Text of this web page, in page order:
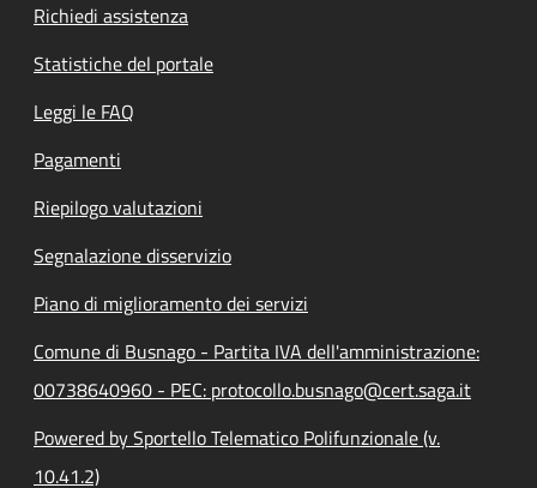
Richiedi assistenza
Statistiche del portale
Leggi le FAQ
Pagamenti
Riepilogo valutazioni
Segnalazione disservizio
Piano di miglioramento dei servizi
Comune di Busnago - Partita IVA dell'amministrazione:
00738640960 - PEC: protocollo.busnago@cert.saga.it
Powered by Sportello Telematico Polifunzionale (v.
10.41.2)